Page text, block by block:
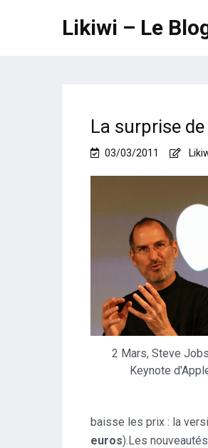
Likiwi – Le
La surprise
03/03/2011
2 Mars, Steve
Keynote
baisse les prix : la
euros).Les